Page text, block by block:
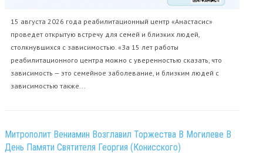
15 августа 2026 года реабилитационный центр «Анастасис»
проведет открытую встречу для семей и близких людей,
столкнувшихся с зависимостью. «За 15 лет работы
реабилитационного центра можно с уверенностью сказать, что
зависимость — это семейное заболевание, и близким людей с
зависимостью также...
Митрополит Вениамин Возглавил Торжества В Могилеве В
День Памяти Святителя Георгия (Конисского)